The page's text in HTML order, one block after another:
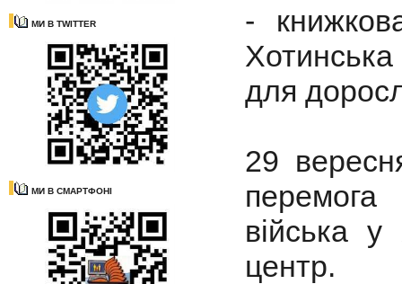
МИ В TWITTER
МИ В СМАРТФОНІ
-
для
29
перемога
війська у
центр.